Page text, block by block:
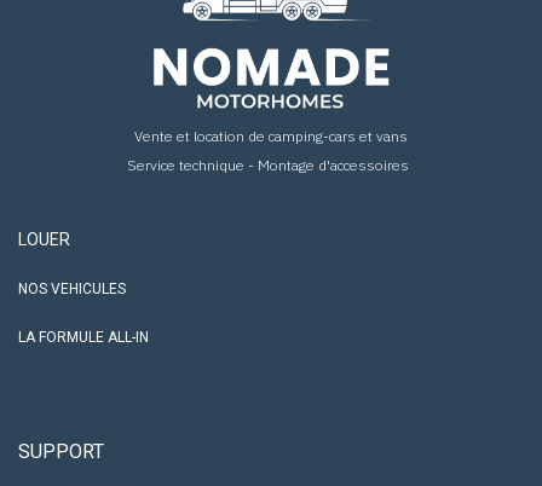
Vente et location de camping-cars et vans
Service technique - Montage d'accessoires
LOUER
NOS VEHICULES
LA FORMULE ALL-IN
SUPPORT